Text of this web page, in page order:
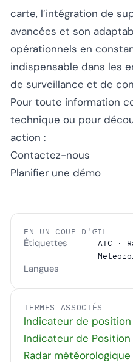
carte, l’intégration de
avancées et son
opérationnels en
indispensable dans les
de surveillance et de
Pour toute information
technique ou pour
action :
Contactez-nous
Planifier une démo
EN UN COUP D'ŒIL
Étiquettes
ATC ·
Langues
TERMES ASSOCIÉS
Indicateur de position
Indicateur de Position
Radar météorologique